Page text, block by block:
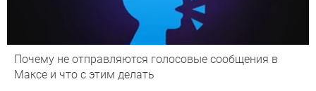
Почему не отправляются голосовые сообщения в
Максе и что с этим делать